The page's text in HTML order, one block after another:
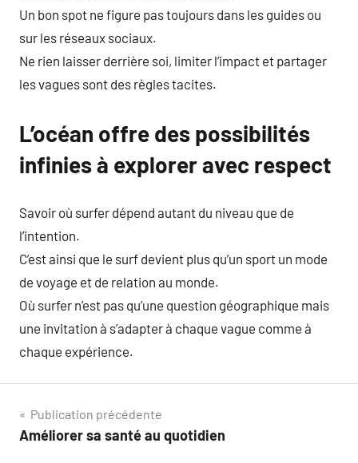
Un bon spot ne figure pas toujours dans les guides ou
sur les réseaux sociaux.
Ne rien laisser derrière soi, limiter l’impact et partager
les vagues sont des règles tacites.
L’océan offre des possibilités
infinies à explorer avec respect
Savoir où surfer dépend autant du niveau que de
l’intention.
C’est ainsi que le surf devient plus qu’un sport un mode
de voyage et de relation au monde.
Où surfer n’est pas qu’une question géographique mais
une invitation à s’adapter à chaque vague comme à
chaque expérience.
Navigation
de
Publication précédente
Améliorer sa santé au quotidien